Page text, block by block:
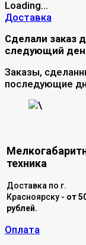
Доставка
Сделали заказ
следующий
Заказы,
последующие
\
техника
Доставка по г.
Красноярску - от
рублей.
Оплата